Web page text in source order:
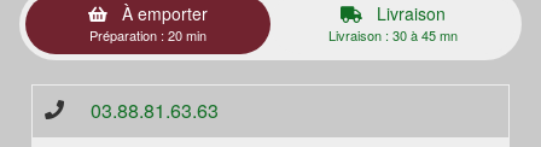
À emporter
Préparation : 20 min
Livraison
Livraison : 30 à 45 mn
03.88.81.63.63